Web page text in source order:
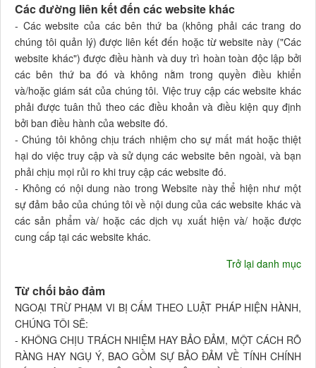
Các đường liên kết đến các website khác
- Các website của các bên thứ ba (không phải các trang do
chúng tôi quản lý) được liên kết đến hoặc từ website này ("Các
website khác") được điều hành và duy trì hoàn toàn độc lập bởi
các bên thứ ba đó và không nằm trong quyền điều khiển
và/hoặc giám sát của chúng tôi. Việc truy cập các website khác
phải được tuân thủ theo các điều khoản và điều kiện quy định
bởi ban điều hành của website đó.
- Chúng tôi không chịu trách nhiệm cho sự mất mát hoặc thiệt
hại do việc truy cập và sử dụng các website bên ngoài, và bạn
phải chịu mọi rủi ro khi truy cập các website đó.
- Không có nội dung nào trong Website này thể hiện như một
sự đảm bảo của chúng tôi về nội dung của các website khác và
các sản phẩm và/ hoặc các dịch vụ xuất hiện và/ hoặc được
cung cấp tại các website khác.
Trở lại danh mục
Từ chối bảo đảm
NGOẠI TRỪ PHẠM VI BỊ CẤM THEO LUẬT PHÁP HIỆN HÀNH,
CHÚNG TÔI SẼ:
- KHÔNG CHỊU TRÁCH NHIỆM HAY BẢO ĐẢM, MỘT CÁCH RÕ
RÀNG HAY NGỤ Ý, BAO GỒM SỰ BẢO ĐẢM VỀ TÍNH CHÍNH